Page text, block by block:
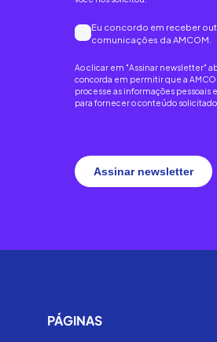
Eu concordo em receber
comunicações da AMCOM.
Ao clicar em "Assinar newsletter"
concorda em permitir que a
processe as informações pessoais
para fornecer o conteúdo solicitado.
Assinar newsletter
PÁGINAS